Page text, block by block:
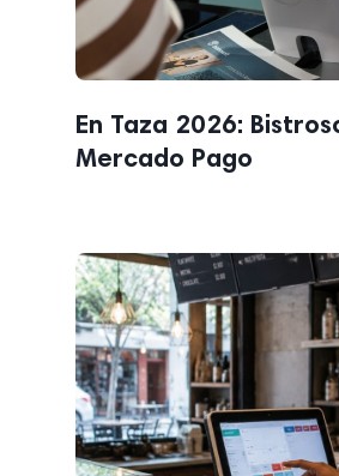
En Taza 2026:
Mercado Pago